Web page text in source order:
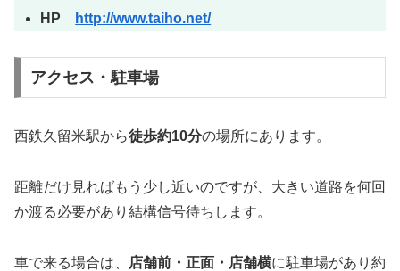
HP
http://www.taiho.net/
アクセス・駐車場
西鉄久留米駅から徒歩約10分の場所にあります。
距離だけ見ればもう少し近いのですが、大きい道路を何回
か渡る必要があり結構信号待ちします。
車で来る場合は、 店舗前・正面・店舗横に駐車場があり約